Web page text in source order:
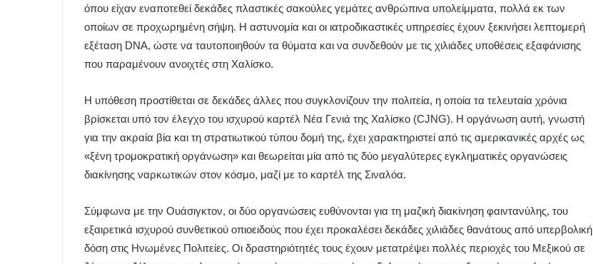
όπου είχαν εναποτεθεί δεκάδες πλαστικές σακούλες γεμάτες ανθρώπινα υπολείμματα, πολλά εκ των
οποίων σε προχωρημένη σήψη. Η αστυνομία και οι ιατροδικαστικές υπηρεσίες έχουν ξεκινήσει λεπτομερή
εξέταση DNA, ώστε να ταυτοποιηθούν τα θύματα και να συνδεθούν με τις χιλιάδες υποθέσεις εξαφάνισης
που παραμένουν ανοιχτές στη Χαλίσκο.
Η υπόθεση προστίθεται σε δεκάδες άλλες που συγκλονίζουν την πολιτεία, η οποία τα τελευταία χρόνια
βρίσκεται υπό τον έλεγχο του ισχυρού καρτέλ Νέα Γενιά της Χαλίσκο (CJNG). Η οργάνωση αυτή, γνωστή
για την ακραία βία και τη στρατιωτικού τύπου δομή της, έχει χαρακτηριστεί από τις αμερικανικές αρχές ως
«ξένη τρομοκρατική οργάνωση» και θεωρείται μία από τις δύο μεγαλύτερες εγκληματικές οργανώσεις
διακίνησης ναρκωτικών στον κόσμο, μαζί με το καρτέλ της Σιναλόα.
Σύμφωνα με την Ουάσιγκτον, οι δύο οργανώσεις ευθύνονται για τη μαζική διακίνηση φαιντανύλης, του
εξαιρετικά ισχυρού συνθετικού οπιοειδούς που έχει προκαλέσει δεκάδες χιλιάδες θανάτους από υπερβολική
δόση στις Ηνωμένες Πολιτείες. Οι δραστηριότητές τους έχουν μετατρέψει πολλές περιοχές του Μεξικού σε